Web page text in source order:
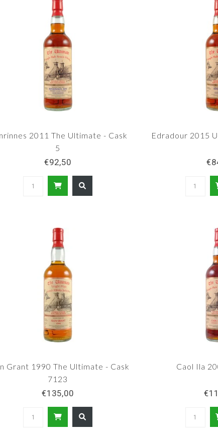
2011 The Ultimate - Cask
5
€92,50
Edradour 2015
Grant 1990 The Ultimate - Cask
7123
€135,00
Caol Ila